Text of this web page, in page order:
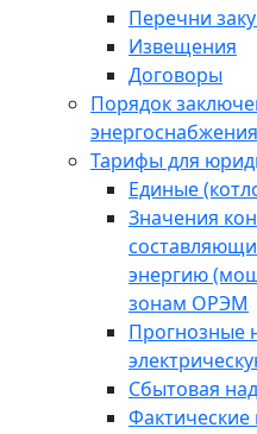
Перечни
Извещения
Договоры
Порядок
энергоснабжения
Тарифы для
Единые
Значения
энергию
зонам ОРЭМ
Прогнозные
Сбытовая